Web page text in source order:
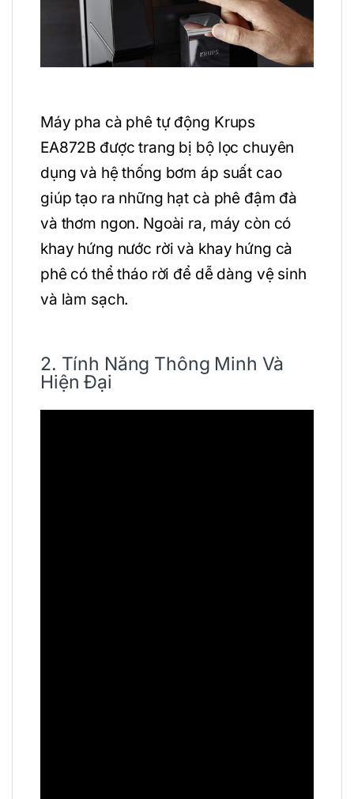
Máy pha cà phê tự động Krups
EA872B được trang bị bộ lọc chuyên
dụng và hệ thống bơm áp suất cao
giúp tạo ra những hạt cà phê đậm đà
và thơm ngon. Ngoài ra, máy còn có
khay hứng nước rời và khay hứng cà
phê có thể tháo rời để dễ dàng vệ sinh
và làm sạch.
2. Tính Năng Thông Minh Và
Hiện Đại